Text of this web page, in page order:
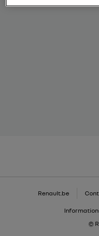
Renault.be
©